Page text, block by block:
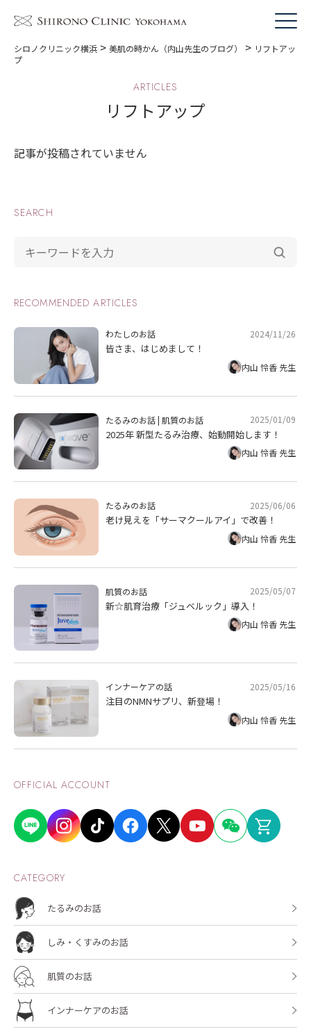
シロノクリニック横浜 > 美肌の時かん（内山先生のブログ） > リフトアッ
プ
ARTICLES
リフトアップ
記事が投稿されていません
SEARCH
RECOMMENDED ARTICLES
わたしのお話 2024/11/26
皆さま、はじめまして！
内山 怜香 先生
たるみのお話|肌質のお話 2025/01/09
2025年 新型たるみ治療、始動開始します！
内山 怜香 先生
たるみのお話 2025/06/06
老け見えを「サーマクールアイ」で改善！
内山 怜香 先生
肌質のお話 2025/05/07
新☆肌育治療「ジュベルック」導入！
内山 怜香 先生
インナーケアの話 2025/05/16
注目のNMNサプリ、新登場！
内山 怜香 先生
OFFICIAL ACCOUNT
CATEGORY
たるみのお話
しみ・くすみのお話
肌質のお話
インナーケアのお話